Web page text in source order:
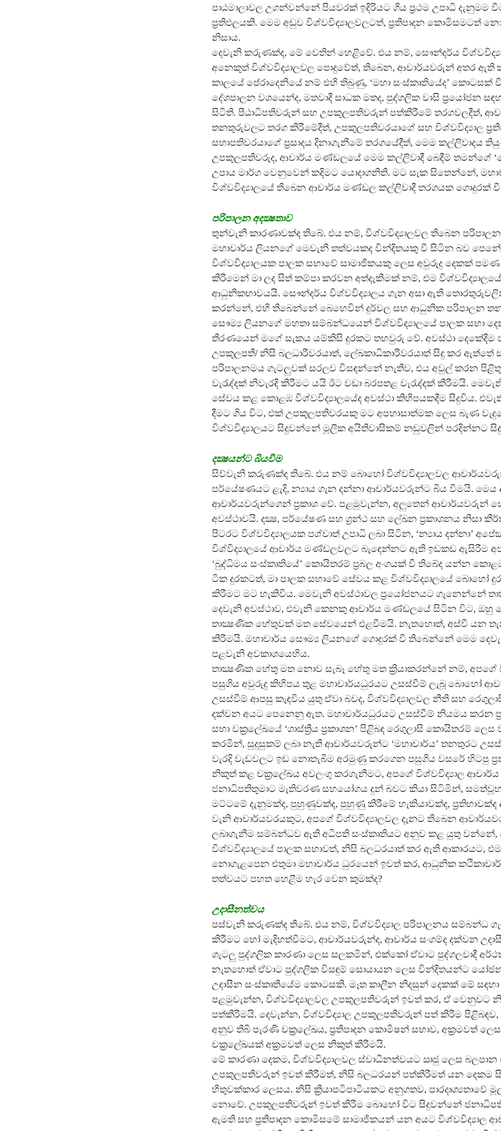
පාඨමාලාවල උගන්වන්නේ පියවරක් ඉදිරියට ගිය ප්‍රථම උපාධි දැනුමම
ප්‍රතිඵලයකි. මෙම අඩුව විශ්වවිද්‍යාලවලටත්, ප්‍රතිපාදන කොමිසමටත්
නිසාය.
දෙවැනි කරුණක්ද, මේ වෙතින් හෙළිවේ. එය නම්, සෞන්දර්ය
අනෙකුත් විශ්වවිද්‍යාලවල පොදුවේත්, තිබෙන, ආචාර්යවරුන් අතර ඇති
කාලයේ පේරාදෙනියේ නම් එහි තිබුණු, ‘මහා සංස්කෘතියේද’ කොටසක්
දේශපාලන වශයෙන්ද, මතවාදී සාධක මතද, පුද්ගලික වාසි ප්‍රයෝජන
සිටිති. පීඨාධිපතිවරුන් සහ උපකුලපතිවරුන් පත්කිරීමේ තරගවලදීත්,
තනතුරුවලට තරග කිරීමේදීත්, උපකුලපතිවරයාගේ සහ විශ්වවිද්‍යාල
සභාපතිවරයාගේ ප්‍රසාදය දිනාගැනීමේ තරගයේදීත්, මෙම කල්ලිවාදය
උපකුලපතිවරුද, ආචාර්ය මණ්ඩලයේ මෙම කල්ලිවාදී බෙදීම් තමන්ගේ
උපාය මාර්ග වෙනුවෙන් කදිමට යොදාගනිති. මට සැක සිතෙන්නේ,
විශ්වවිද්‍යාලයේ තිබෙන ආචාර්ය මණ්ඩල කල්ලිවාදී තරගයක ගොදුරක්
පරිපාලන අදක්‍ෂතාව
තුන්වැනි කාරණාවක්ද තිබේ. එය නම්, විශ්වවිද්‍යාලවල තිබෙන පරිපාලන
මහාචාර්ය ලියනගේ මෙවැනි තත්වයකද වින්දිතයකු වී සිටින බව පෙනේ.
විශ්වවිද්‍යාලයක පාලක සභාවේ සාමාජිකයකු ලෙස අවුරුදු දෙකක්
කිරීමෙන් මා ලද සිත් කම්පා කරවන අත්දැකීමක් නම්, එම
ආධුනිකභාවයයි. සෞන්දර්ය විශ්වවිද්‍යාලය ගැන අසා ඇති
කරන්නේ, එහි තිබෙන්නේ බෙහෙවින් දුර්වල සහ ආධුනික පරිපාලන
සෞම්‍ය ලියනගේ මහතා සම්බන්ධයෙන් විශ්වවිද්‍යාලයේ පාලක සභා
තීරණයෙන් මගේ සැකය යම්කිසි දුරකට තහවුරු වේ. අවස්ථා දෙකේදීම
උපකුලපති/ නිසි බලධාරීවරයාත්, ලේඛකාධිකාරීවරයාත් සිදු කර
පරිපාලනමය ගැටලුවක් සරලව විසඳන්නේ නැතිව, එය අවුල් කරන
වැරැද්දක් නිවැරදි කිරීමට යයි ඊට වඩා බරපතළ වැරැද්දක් කිරීමයි.
සේවය කළ කොළඹ විශ්වවිද්‍යාලයේද අවස්ථා කිහිපයකදීම සිදුවිය. එවැනි
දීමට ගිය විට, එක් උපකුලපතිවරයකු මට අපහාසාත්මක ලෙස බැණ
විශ්වවිද්‍යාලයට සිදුවන්නේ මූලික අයිතිවාසිකම් නඩුවලින් පරදින්නට
දක්‍ෂයන්ට බියවීම
සිව්වැනි කරුණක්ද තිබේ. එය නම් බොහෝ විශ්වවිද්‍යාලවල ආචාර්යවරුන්,
පර්යේෂණයට ළැදි, න්‍යාය ගැන දන්නා ආචාර්යවරුන්ට බිය වීමයි. මෙය
ආචාර්යවරුන්ගෙන් ප්‍රකාශ වේ. පළමුවැන්න, අලුතෙන් ආචාර්යවරුන්
අවස්ථාවයි. දක්‍ෂ, පර්යේෂණ සහ ග්‍රන්ථ සහ ලේඛන ප්‍රකාශනය නිසා
පිටරට විශ්වවිද්‍යාලයක පශ්චාත් උපාධි ලබා සිටින, ‘න්‍යාය දන්නා’
විශ්විද්‍යාලයේ ආචාර්ය මණ්ඩලවලට බැඳෙන්නට ඇති ඉඩකඩ ඇසිරීම
‘බුද්ධිමය සංස්කෘතියේ’ කොයිතරම් ප්‍රබල අංගයක් වී තිබේද යන්න
ටික දුරකටත්, මා පාලක සභාවේ සේවය කළ විශ්වවිද්‍යාලයේ බොහෝ
කිරීමට මට හැකිවිය. මෙවැනි අවස්ථාවල ප්‍රයෝජනයට ගැනෙන්නේ
දෙවැනි අවස්ථාව, එවැනි කෙනකු ආචාර්ය මණ්ඩලයේ සිටින විට,
තාක්‍ෂණික හේතුවක් මත සේවයෙන් එළවීමයි. නැතහොත්, අස්වී යන
කිරීමයි. මහාචාර්ය සෞම්‍ය ලියනගේ ගොදුරක් වී තිබෙන්නේ මෙම
පළවැනි අවකාශයෙහිය.
තාක්‍ෂණික හේතු මත නොව සැබෑ හේතු මත ක්‍රියාකරන්නේ නම්, අපගේ
පසුගිය අවුරුදු කිහිපය තුළ මහාචාර්යධුරයට උසස්වීම් ලැබූ බොහෝ
උසස්වීම් ආපසු කැඳවිය යුතු ඒවා බවද, විශ්වවිද්‍යාලවල නීති සහ
දක්වන අයට පෙනෙනු ඇත. මහාචාර්යධුරයට උසස්වීම් නියමය කරන
සභා චක්‍රලේඛයේ ‘ශාස්ත්‍රීය ප්‍රකාශන’ පිළිබඳ රෙගුලාසි කොයිතරම්
කරමින්, සුදුසුකම් ලබා නැති ආචාර්යවරුන්ට ‘මහාචාර්ය’ තනතුරට
වැරදි වැඩවලට ඉඩ නොතැබීම අරමුණු කරගෙන පසුගිය වසරේ හිටපු
නිකුත් කළ චක්‍රලේඛය අවලංගු කරගැනීමට, අපගේ විශ්වවිද්‍යාල ආචාර්ය
ජනාධිපතිතුමාට මැතිවරණ සහයෝගය දුන් බවට කියා සිටිමින්,
මට්ටමේ දැනුමක්ද, පුහුණුවක්ද, පුහුණු කිරීමේ හැකියාවක්ද,
වැනි ආචාර්යවරයකුට, අපගේ විශ්වවිද්‍යාලවල දැනට තිබෙන
ලබාගැනීම සම්බන්ධව ඇති අධිපති සංස්කෘතියට අනුව කළ යුතු
විශ්වවිද්‍යාලයේ පාලක සභාවත්, නිසි බලධරයාත් කර ඇති ආකාරයට,
නොගැළපෙන එතුමා මහාචාර්ය ධුරයෙන් ඉවත් කර, ආධුනික
තත්වයට පහත හෙළීම හැර වෙන කුමක්ද?
උදාසීනත්වය
පස්වැනි කරුණක්ද තිබේ. එය නම්, විශ්වවිද්‍යාල පරිපාලනය සම්බන්ධ
කිරීමට හෝ මැදිහත්වීමට, ආචාර්යවරුන්ද, ආචාර්ය සංගම්ද දක්වන
ගැටලු පුද්ගලික කාරණා ලෙස සලකමින්, එක්කෝ ඒවාට පුද්ගලවාදී
නැතහොත් ඒවාට පුද්ගලික විසඳුම් සොයායන ලෙස වින්දිතයන්ට
උදාසීන සංස්කෘතියේම කොටසකි. මෑත කාලීන නිදසුන් දෙකක් මේ සඳහා
පළමුවැන්න, විශ්වවිද්‍යාලවල උපකුලපතිවරුන් ඉවත් කර, ඒ වෙනුවට
පත්කිරීමයි. දෙවැන්න, විශ්වවිද්‍යාල උපකුලපතිවරුන් පත් කිරීම පිළිබඳව,
අනුව තිබි පැරණි චක්‍රලේඛය, ප්‍රතිපාදන කොමිෂන් සභාව, අක්‍රමවත්
චක්‍රලේඛයක් අක්‍රමවත් ලෙස නිකුත් කිරීමයි.
මේ කාරණා දෙකම, විශ්වවිද්‍යාලවල ස්වාධීනත්වයට ඍජු ලෙස බලපාන
උපකුලපතිවරුන් ඉවත් කිරීමත්, නිසි බලධරයන් පත්කිරීමත් යන දෙකම
හිතුවක්කාර ලෙසය. නිසි ක්‍රියාපටිපාටියකට අනුගතව, පාරදෘශ්‍යතාවේ
නොවේ. උපකුලපතිවරුන් ඉවත් කිරීම බොහෝ විට සිදුවන්නේ
ඇමති සහ ප්‍රතිපාදන කොමිසමේ සාමාජිකයන් යන අයට විශ්වවිද්‍යාල